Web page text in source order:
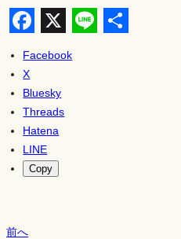
F
a
c
e
b
o
k
X
Facebook
X
Bluesky
Threads
Hatena
LINE
Copy
前へ